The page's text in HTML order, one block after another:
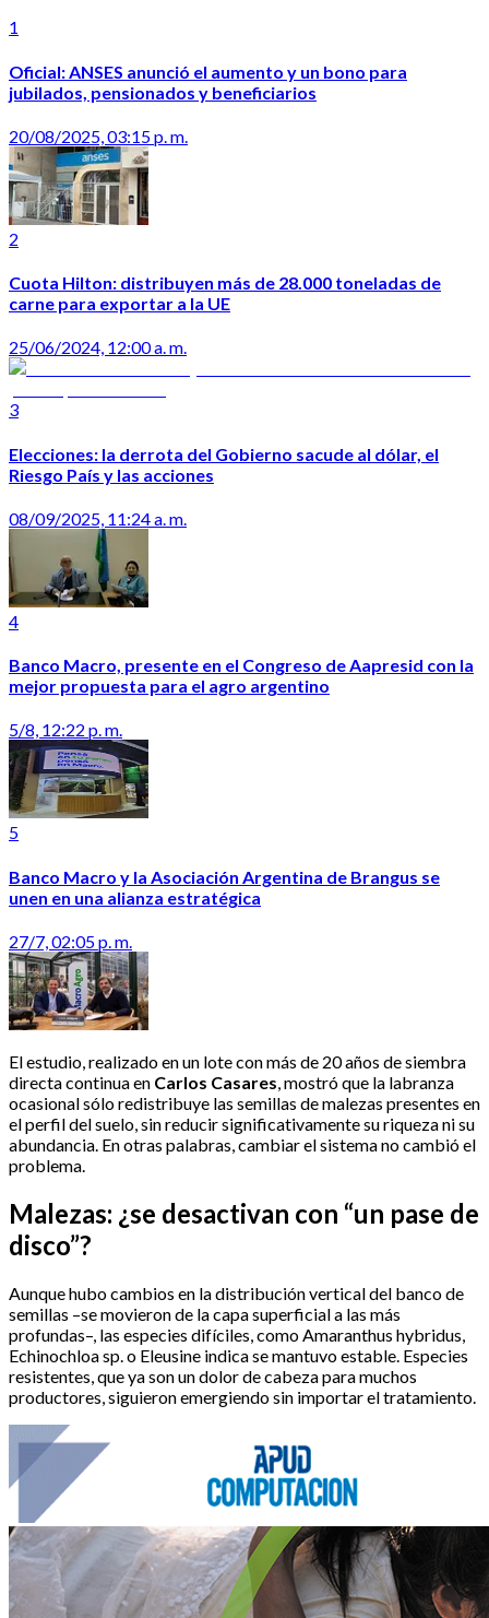
1
Oficial: ANSES anunció el aumento y un bono para
jubilados, pensionados y beneficiarios
20/08/2025, 03:15 p. m.
2
Cuota Hilton: distribuyen más de 28.000 toneladas de
carne para exportar a la UE
25/06/2024, 12:00 a. m.
3
Elecciones: la derrota del Gobierno sacude al dólar, el
Riesgo País y las acciones
08/09/2025, 11:24 a. m.
4
Banco Macro, presente en el Congreso de Aapresid con la
mejor propuesta para el agro argentino
5/8, 12:22 p. m.
5
Banco Macro y la Asociación Argentina de Brangus se
unen en una alianza estratégica
27/7, 02:05 p. m.
El estudio, realizado en un lote con más de 20 años de siembra
directa continua en Carlos Casares, mostró que la labranza
ocasional sólo redistribuye las semillas de malezas presentes en
el perfil del suelo, sin reducir significativamente su riqueza ni su
abundancia. En otras palabras, cambiar el sistema no cambió el
problema.
Malezas: ¿se desactivan con “un pase de
disco”?
Aunque hubo cambios en la distribución vertical del banco de
semillas –se movieron de la capa superficial a las más
profundas–, las especies difíciles, como Amaranthus hybridus,
Echinochloa sp. o Eleusine indica se mantuvo estable. Especies
resistentes, que ya son un dolor de cabeza para muchos
productores, siguieron emergiendo sin importar el tratamiento.